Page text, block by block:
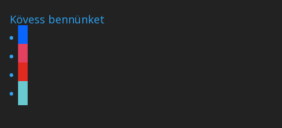
Kövess bennünket